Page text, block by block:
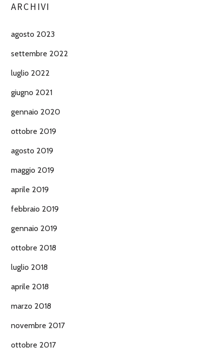
ARCHIVI
agosto 2023
settembre 2022
luglio 2022
giugno 2021
gennaio 2020
ottobre 2019
agosto 2019
maggio 2019
aprile 2019
febbraio 2019
gennaio 2019
ottobre 2018
luglio 2018
aprile 2018
marzo 2018
novembre 2017
ottobre 2017